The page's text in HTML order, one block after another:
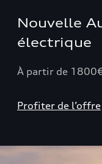
Nouvelle
électrique
À partir de
Profiter de l’offre